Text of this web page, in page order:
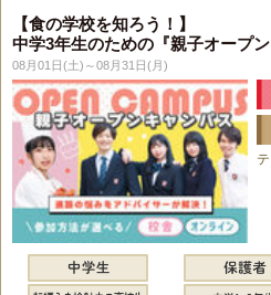
【食の学校を知ろう！】
中学3年生のための『親子オープン
08月01日(土)～08月31日(月)